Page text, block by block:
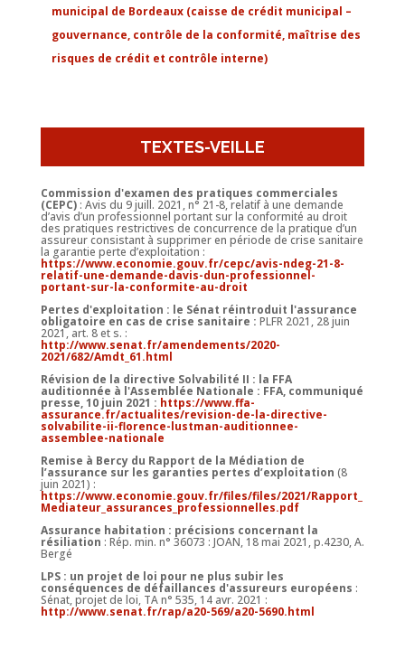
municipal de Bordeaux (caisse de crédit municipal –
gouvernance, contrôle de la conformité, maîtrise des
risques de crédit et contrôle interne)
TEXTES-VEILLE
Commission d'examen des pratiques commerciales
(CEPC): Avis du 9 juill. 2021, n° 21-8, relatif à une demande
d’avis d’un professionnel portant sur la conformité au droit
des pratiques restrictives de concurrence de la pratique d’un
assureur consistant à supprimer en période de crise sanitaire
la garantie perte d’exploitation :
https://www.economie.gouv.fr/cepc/avis-ndeg-21-8-
relatif-une-demande-davis-dun-professionnel-
portant-sur-la-conformite-au-droit
Pertes d'exploitation : le Sénat réintroduit l'assurance
obligatoire en cas de crise sanitaire : PLFR 2021, 28 juin
2021, art. 8 et s. :
http://www.senat.fr/amendements/2020-
2021/682/Amdt_61.html
Révision de la directive Solvabilité II : la FFA
auditionnée à l'Assemblée Nationale : FFA, communiqué
presse, 10 juin 2021 : https://www.ffa-
assurance.fr/actualites/revision-de-la-directive-
solvabilite-ii-florence-lustman-auditionnee-
assemblee-nationale
Remise à Bercy du Rapport de la Médiation de
l’assurance sur les garanties pertes d’exploitation (8
juin 2021) :
https://www.economie.gouv.fr/files/files/2021/Rapport_
Mediateur_assurances_professionnelles.pdf
Assurance habitation : précisions concernant la
résiliation : Rép. min. n° 36073 : JOAN, 18 mai 2021, p.4230, A.
Bergé
LPS : un projet de loi pour ne plus subir les
conséquences de défaillances d'assureurs européens :
Sénat, projet de loi, TA n° 535, 14 avr. 2021 :
http://www.senat.fr/rap/a20-569/a20-5690.html